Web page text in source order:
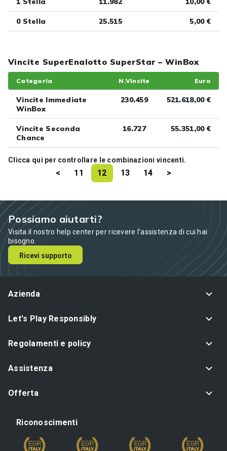
Vincite SuperEnalotto SuperStar – WinBox
Categoria N.Vincite Euro
Vincite Immediate
WinBox
230.459 521.618,00 €
Vincite Seconda
Chance
16.727 55.351,00 €
Clicca qui per controllare le combinazioni vincenti.
0 Stella 25.515 5,00 €
< 11 12 13 14 >
Possiamo aiutarti?
Visita il nostro help center per ricevere l’assistenza di cui hai
bisogno.
Ricevi supporto
Azienda
Let's Play Responsibly
Regolamenti e policy
Assistenza
Offerta
Riconoscimenti